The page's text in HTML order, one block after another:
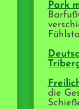
Park
die